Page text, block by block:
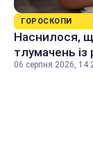
ГОРОСКОПИ
Наснилося,
тлумачень із
06 серпня 2026,